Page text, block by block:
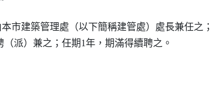
市建築管理處（以下簡稱建管處）處長兼任之；
（派）兼之；任期1年，期滿得續聘之。